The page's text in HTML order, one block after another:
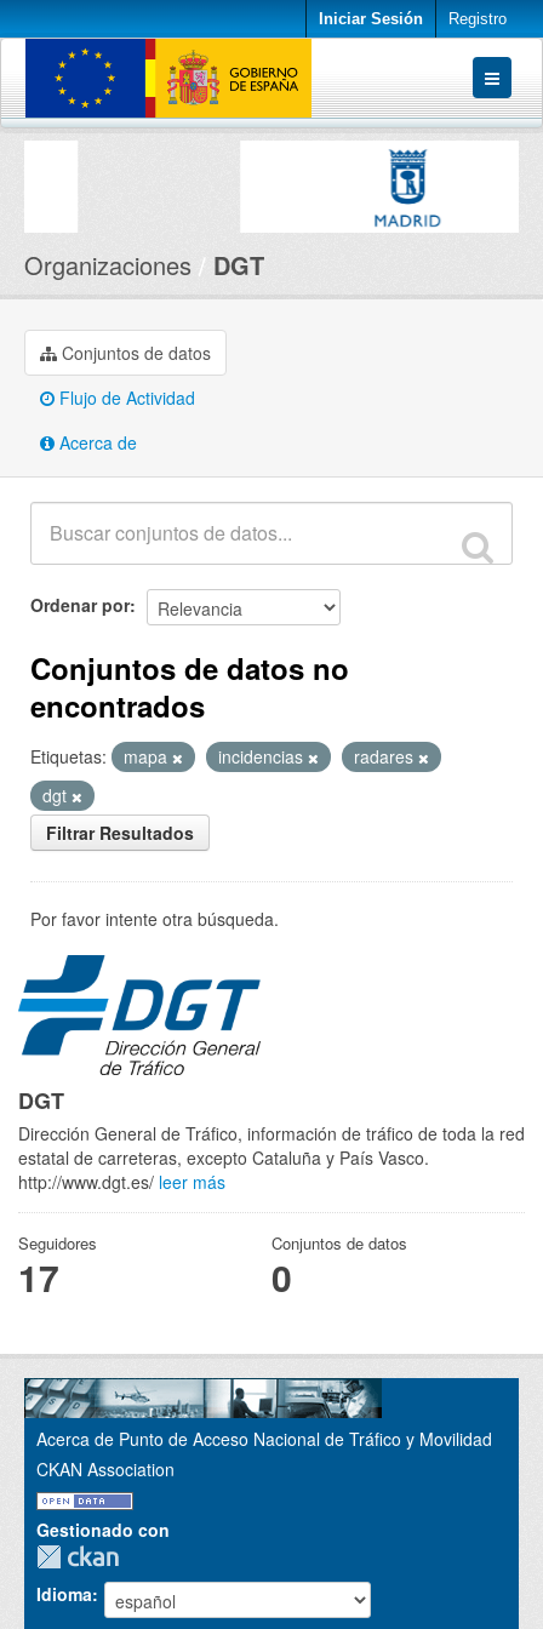
Iniciar Sesión Registro
Conjuntos de datos
Organizaciones DGT
Conjuntos de datos
Flujo de Actividad
Acerca de
Ordenar por
Conjuntos de datos no
encontrados
Etiquetas: mapa incidencias
radares
dgt
Filtrar Resultados
Por favor intente otra búsqueda.
DGT
Dirección General de Tráfico, información de tráfico de toda la red
estatal de carreteras, excepto Cataluña y País Vasco.
http://www.dgt.es/ leer más
Seguidores
17
Conjuntos de datos
0
Acerca de Punto de Acceso Nacional de Tráfico y Movilidad
CKAN Association
Gestionado con
Idioma